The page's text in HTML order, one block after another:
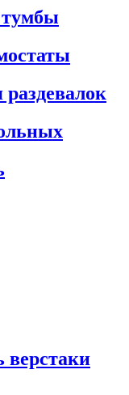
верстаки